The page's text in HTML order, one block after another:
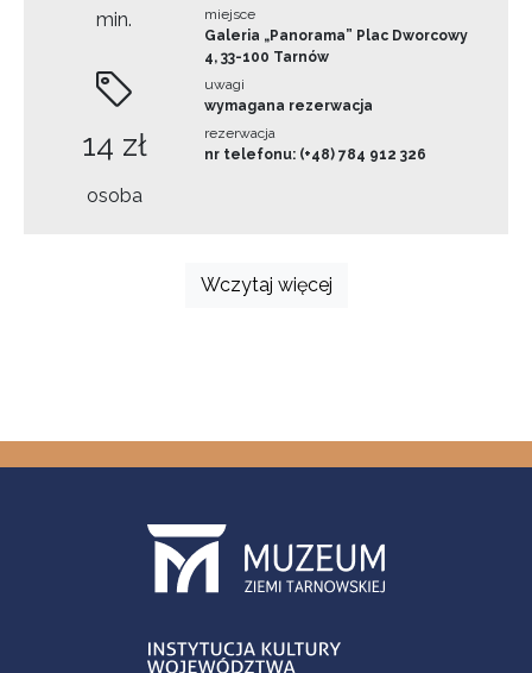
min.
14 zł
osoba
miejsce
Galeria „Panorama” Plac Dworcowy
4, 33-100 Tarnów
uwagi
wymagana rezerwacja
rezerwacja
nr telefonu: (+48) 784 912 326
Wczytaj więcej